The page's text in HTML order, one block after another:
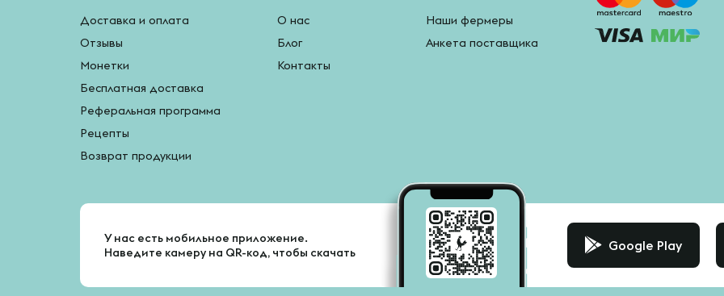
Доставка и оплата
Отзывы
Монетки
Бесплатная доставка
Реферальная программа
Рецепты
Возврат продукции
О нас
Блог
Контакты
Наши фермеры
Анкета поставщика
У нас есть мобильное приложение.
Наведите камеру на QR-код, чтобы скачать
Google Play